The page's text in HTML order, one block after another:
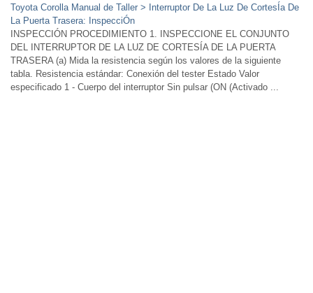
Toyota Corolla Manual de Taller > Interruptor De La Luz De CortesÍa De
La Puerta Trasera: InspecciÓn
INSPECCIÓN PROCEDIMIENTO 1. INSPECCIONE EL CONJUNTO
DEL INTERRUPTOR DE LA LUZ DE CORTESÍA DE LA PUERTA
TRASERA (a) Mida la resistencia según los valores de la siguiente
tabla. Resistencia estándar: Conexión del tester Estado Valor
especificado 1 - Cuerpo del interruptor Sin pulsar (ON (Activado ...